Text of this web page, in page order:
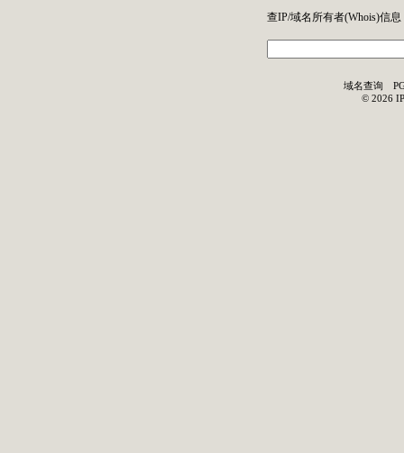
查IP/域名所有者(Whois)信息
域名查询
© 2026